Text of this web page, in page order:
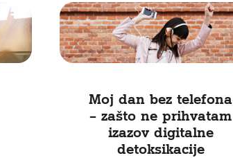
Moj dan bez telefona
– zašto ne prihvatam
izazov digitalne
detoksikacije